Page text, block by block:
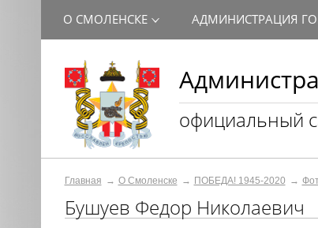
официальный
О СМОЛЕНСКЕ АДМИНИСТРАЦИЯ
Главная О Смоленске ПОБЕДА! 1945-2020
Бушуев Федор Николаевич